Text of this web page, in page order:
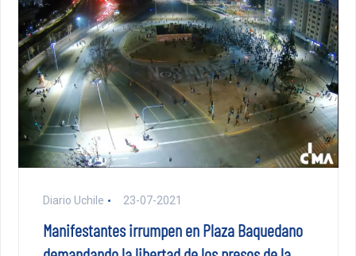
Diario Uchile 23-07-2021
Manifestantes irrumpen en Plaza Baquedano